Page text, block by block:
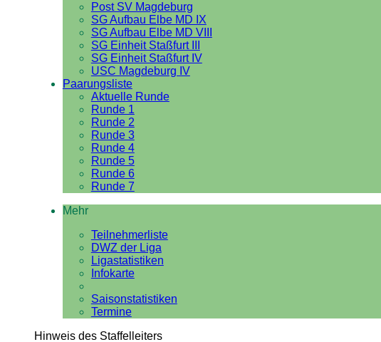
Post SV Magdeburg
SG Aufbau Elbe MD IX
SG Aufbau Elbe MD VIII
SG Einheit Staßfurt III
SG Einheit Staßfurt IV
USC Magdeburg IV
Paarungsliste
Aktuelle Runde
Runde 1
Runde 2
Runde 3
Runde 4
Runde 5
Runde 6
Runde 7
Mehr
Teilnehmerliste
DWZ der Liga
Ligastatistiken
Infokarte
Saisonstatistiken
Termine
Hinweis des Staffelleiters